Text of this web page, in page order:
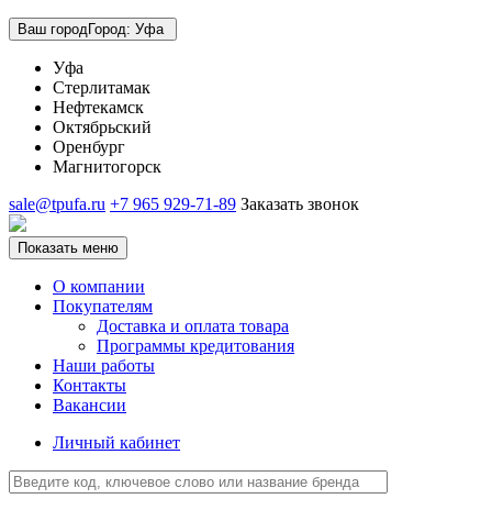
Ваш городГород: Уфа
Уфа
Стерлитамак
Нефтекамск
Октябрьский
Оренбург
Магнитогорск
sale@tpufa.ru +7 965 929-71-89 Заказать звонок
Показать меню
О компании
Покупателям
Доставка и оплата товара
Программы кредитования
Наши работы
Контакты
Вакансии
Личный кабинет